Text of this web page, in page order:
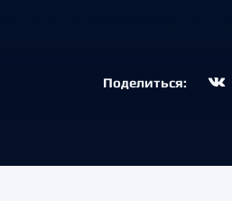
Поделиться: